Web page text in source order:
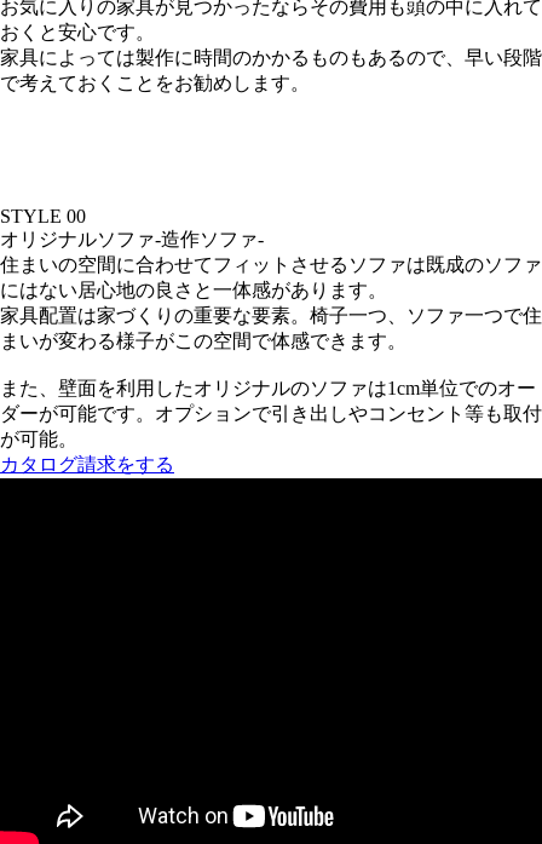
お気に入りの家具が見つかったならその費用も頭の中に入れて
おくと安心です。
家具によっては製作に時間のかかるものもあるので、早い段階
で考えておくことをお勧めします。
STYLE 00
オリジナルソファ-造作ソファ-
住まいの空間に合わせてフィットさせるソファは既成のソファ
にはない居心地の良さと一体感があります。
家具配置は家づくりの重要な要素。椅子一つ、ソファ一つで住
まいが変わる様子がこの空間で体感できます。
また、壁面を利用したオリジナルのソファは1cm単位でのオー
ダーが可能です。オプションで引き出しやコンセント等も取付
が可能。
カタログ請求をする